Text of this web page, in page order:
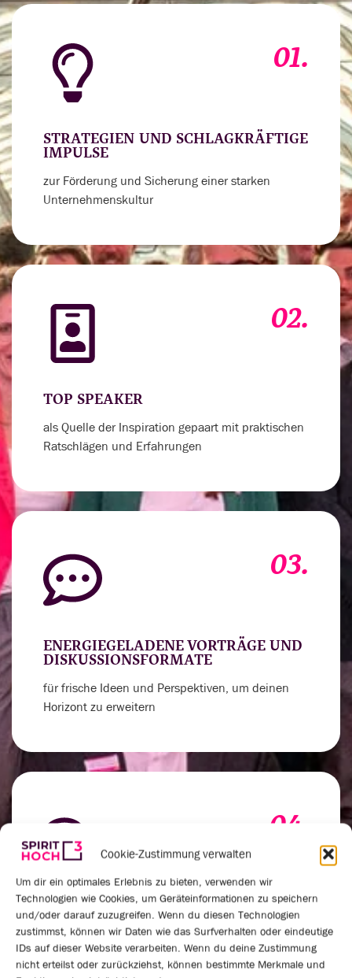
Cookie-Zustimmung verwalten
Um dir ein optimales Erlebnis zu bieten, verwenden wir
Technologien wie Cookies, um Geräteinformationen zu speichern
und/oder darauf zuzugreifen. Wenn du diesen Technologien
zustimmst, können wir Daten wie das Surfverhalten oder eindeutige
IDs auf dieser Website verarbeiten. Wenn du deine Zustimmung
nicht erteilst oder zurückziehst, können bestimmte Merkmale und
01.
STRATEGIEN UND SCHLAGKRÄFTIGE
IMPULSE
zur Förderung und Sicherung einer starken
Unternehmenskultur
02.
TOP SPEAKER
als Quelle der Inspiration gepaart mit praktischen
Ratschlägen und Erfahrungen
03.
ENERGIEGELADENE VORTRÄGE UND
DISKUSSIONSFORMATE
für frische Ideen und Perspektiven, um deinen
Horizont zu erweitern
04.
VERNETZUNGSRUNDEN UND
PRAXISAUSTAUSCH
um deinen Spirit für außergewöhnliche
Leistungen anzukurbeln